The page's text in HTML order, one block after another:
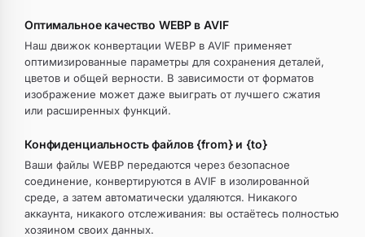
Оптимальное качество WEBP в AVIF
Наш движок конвертации WEBP в AVIF применяет
оптимизированные параметры для сохранения деталей,
цветов и общей верности. В зависимости от форматов
изображение может даже выиграть от лучшего сжатия
или расширенных функций.
Конфиденциальность файлов {from} и {to}
Ваши файлы WEBP передаются через безопасное
соединение, конвертируются в AVIF в изолированной
среде, а затем автоматически удаляются. Никакого
аккаунта, никакого отслеживания: вы остаётесь полностью
хозяином своих данных.